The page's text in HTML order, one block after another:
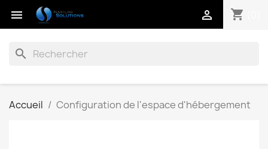
 shopping_cart

search
Accueil Configuration de l'espace d'hébergement